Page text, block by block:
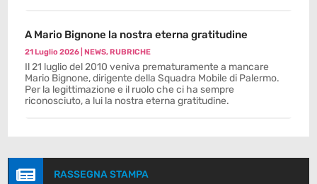
A Mario Bignone la nostra eterna gratitudine
21 Luglio 2026 |NEWS,RUBRICHE
Il 21 luglio del 2010 veniva prematuramente a mancare
Mario Bignone, dirigente della Squadra Mobile di Palermo.
Per la legittimazione e il ruolo che ci ha sempre
riconosciuto, a lui la nostra eterna gratitudine.
 RASSEGNA STAMPA